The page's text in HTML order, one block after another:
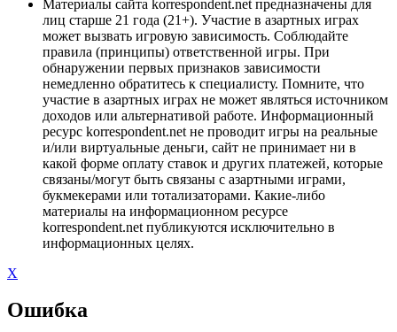
Материалы сайта korrespondent.net предназначены для
лиц старше 21 года (21+). Участие в азартных играх
может вызвать игровую зависимость. Соблюдайте
правила (принципы) ответственной игры. При
обнаружении первых признаков зависимости
немедленно обратитесь к специалисту. Помните, что
участие в азартных играх не может являться источником
доходов или альтернативой работе. Информационный
ресурс korrespondent.net не проводит игры на реальные
и/или виртуальные деньги, сайт не принимает ни в
какой форме оплату ставок и других платежей, которые
связаны/могут быть связаны с азартными играми,
букмекерами или тотализаторами. Какие-либо
материалы на информационном ресурсе
korrespondent.net публикуются исключительно в
информационных целях.
X
Ошибка